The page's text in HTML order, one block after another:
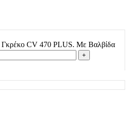
Γκρέκο CV 470 PLUS. Με Βαλβίδα